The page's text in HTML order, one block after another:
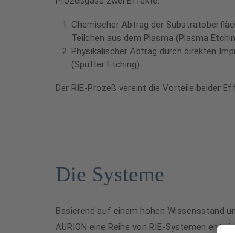
Chemischer Abtrag der
Teilchen aus dem Plasma (Plasma
Physikalischer Abtrag durch direkten
(Sputter Etching)
Der RIE-Prozeß vereint die Vorteile beider
Die Systeme
Basierend auf einem hohen Wissensstand
AURION eine Reihe von RIE-Systemen